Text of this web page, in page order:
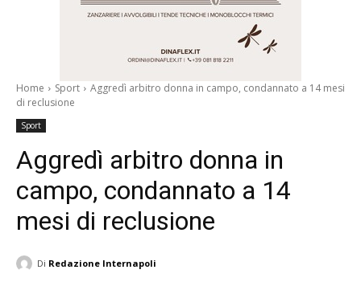
Home Sport
Aggredì arbitro donna in campo, condannato a 14 mesi
di reclusione
Sport
Aggredì arbitro donna in
campo, condannato a 14
mesi di reclusione
Di Redazione Internapoli